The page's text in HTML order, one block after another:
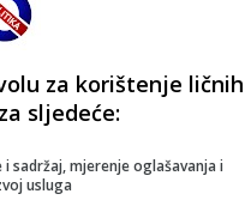
za korištenje ličnih
sljedeće:
sadržaj, mjerenje oglašavanja i
usluga